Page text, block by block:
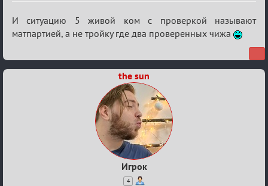
Re:
Разговоры
XIX
И ситуацию 5 живой ком с проверкой называют
матпартией, а не тройку где два проверенных чижа
the sun
Игрок
4